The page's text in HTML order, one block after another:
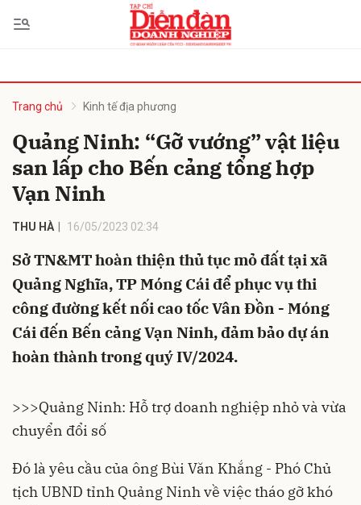
Trang chủ Kinh tế địa phương
Quảng Ninh: “Gỡ vướng” vật liệu
san lấp cho Bến cảng tổng hợp
Vạn Ninh
THU HÀ 16/05/2023 02:34
Sở TN&MT hoàn thiện thủ tục mỏ đất tại xã
Quảng Nghĩa, TP Móng Cái để phục vụ thi
công đường kết nối cao tốc Vân Đồn - Móng
Cái đến Bến cảng Vạn Ninh, đảm bảo dự án
hoàn thành trong quý IV/2024.
>>>Quảng Ninh: Hỗ trợ doanh nghiệp nhỏ và vừa
chuyển đổi số
Đó là yêu cầu của ông Bùi Văn Khắng - Phó Chủ
tịch UBND tỉnh Quảng Ninhvề việc tháo gỡ khó
luận
Hủy